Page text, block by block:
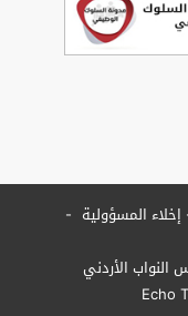
إخلاء المسؤولية
Echo